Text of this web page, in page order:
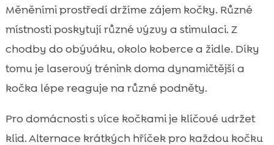
Měněními prostředí držíme zájem kočky. Různé
místnosti poskytují různé výzvy a stimulaci. Z
chodby do obýváku, okolo koberce a židle. Díky
tomu je laserový trénink doma dynamičtější a
kočka lépe reaguje na různé podněty.
Pro domácnosti s více kočkami je klíčové udržet
klid. Alternace krátkých hříček pro každou kočku